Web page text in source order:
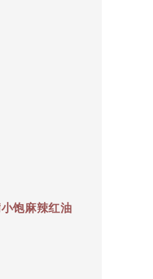
小饱麻辣红油